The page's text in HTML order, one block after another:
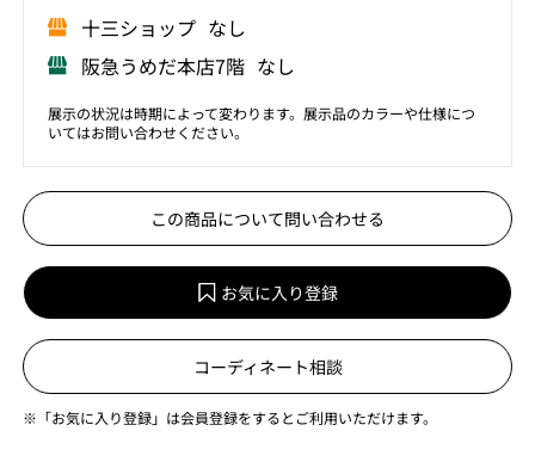
⼗三ショップ なし
阪急うめだ本店7階 なし
展示の状況は時期によって変わります。展示品のカラーや仕様につ
いてはお問い合わせください。
この商品について問い合わせる
お気に入り登録
コーディネート相談
※「お気に入り登録」は会員登録をするとご利用いただけます。